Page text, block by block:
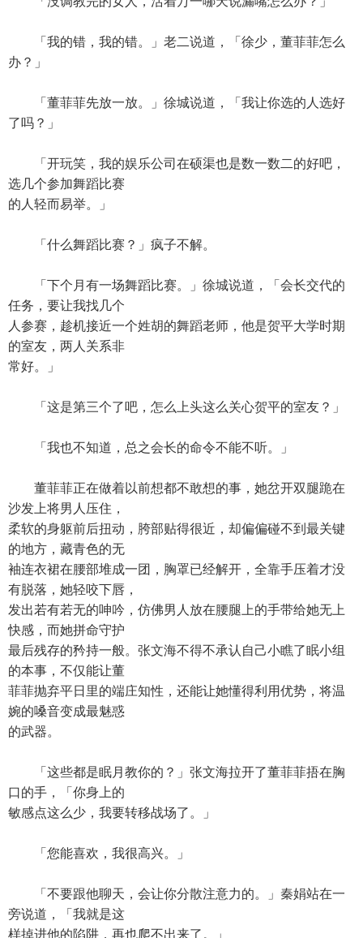
「我的错，我的错。」老二说道，「徐少，董菲菲怎么
办？」
「董菲菲先放一放。」徐城说道，「我让你选的人选好
了吗？」
「开玩笑，我的娱乐公司在硕渠也是数一数二的好吧，
选几个参加舞蹈比赛
的人轻而易举。」
「什么舞蹈比赛？」疯子不解。
「下个月有一场舞蹈比赛。」徐城说道，「会长交代的
任务，要让我找几个
人参赛，趁机接近一个姓胡的舞蹈老师，他是贺平大学时期
的室友，两人关系非
常好。」
「这是第三个了吧，怎么上头这么关心贺平的室友？」
「我也不知道，总之会长的命令不能不听。」
董菲菲正在做着以前想都不敢想的事，她岔开双腿跪在
沙发上将男人压住，
柔软的身躯前后扭动，胯部贴得很近，却偏偏碰不到最关键
的地方，藏青色的无
袖连衣裙在腰部堆成一团，胸罩已经解开，全靠手压着才没
有脱落，她轻咬下唇，
发出若有若无的呻吟，仿佛男人放在腰腿上的手带给她无上
快感，而她拼命守护
最后残存的矜持一般。张文海不得不承认自己小瞧了眠小组
的本事，不仅能让董
菲菲抛弃平日里的端庄知性，还能让她懂得利用优势，将温
婉的嗓音变成最魅惑
的武器。
「这些都是眠月教你的？」张文海拉开了董菲菲捂在胸
口的手，「你身上的
敏感点这么少，我要转移战场了。」
「您能喜欢，我很高兴。」
「不要跟他聊天，会让你分散注意力的。」秦娟站在一
旁说道，「我就是这
样掉进他的陷阱，再也爬不出来了。」